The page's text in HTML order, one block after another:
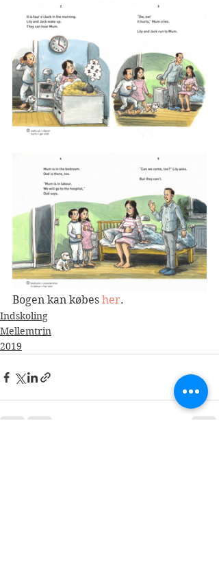
Bogen kan købes her.
Indskoling
Mellemtrin
2019